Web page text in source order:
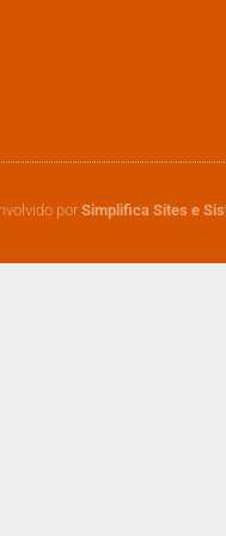
por Simplifica Sites e